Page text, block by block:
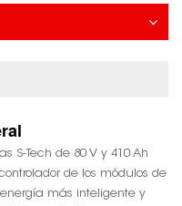
S-Tech de 80 V y 410 Ah
de los módulos de
más inteligente y